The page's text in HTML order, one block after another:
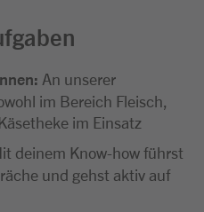
An unserer
im Bereich Fleisch,
im Einsatz
deinem Know-how führst
und gehst aktiv auf